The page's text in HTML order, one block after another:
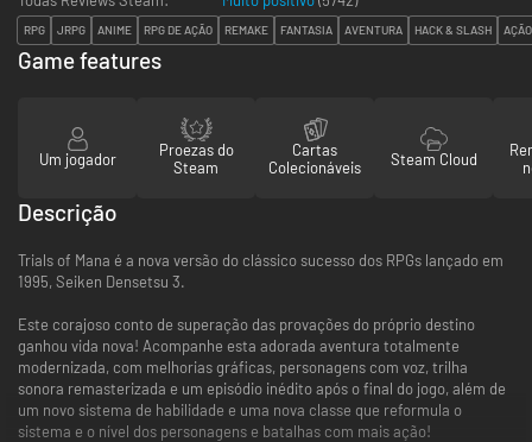
RPG JRPG ANIME RPG DE AÇÃO REMAKE FANTASIA AVENTURA HACK & SLASH AÇÃO
Game features
Um jogador
Proezas do
Steam
Cartas
Colecionáveis
Steam Cloud
Descrição
Trials of Mana é a nova versão do clássico sucesso dos RPGs lançado em
1995, Seiken Densetsu 3.
Este corajoso conto de superação das provações do próprio destino
ganhou vida nova! Acompanhe esta adorada aventura totalmente
modernizada, com melhorias gráficas, personagens com voz, trilha
sonora remasterizada e um episódio inédito após o final do jogo, além de
um novo sistema de habilidade e uma nova classe que reformula o
sistema e o nível dos personagens e batalhas com mais ação!